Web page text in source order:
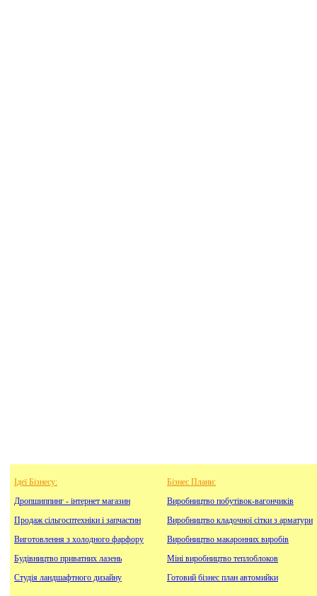
Ідеї Бізнесу:
Дропшиппинг - інтернет магазин
Продаж сільгосптехніки і запчастин
Виготовлення з холодного фарфору
Будівництво приватних лазень
Студія ландшафтного дизайну
Бізнес Плани:
Виробництво побутівок-вагончиків
Виробництво кладочної сітки з арматури
Виробництво макаронних виробів
Міні виробництво теплоблоков
Готовий бізнес план автомийки